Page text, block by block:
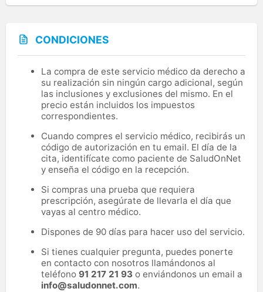
CONDICIONES
La compra de este servicio médico da derecho a
su realización sin ningún cargo adicional, según
las inclusiones y exclusiones del mismo. En el
precio están incluidos los impuestos
correspondientes.
Cuando compres el servicio médico, recibirás un
código de autorización en tu email. El día de la
cita, identifícate como paciente de SaludOnNet
y enseña el código en la recepción.
Si compras una prueba que requiera
prescripción, asegúrate de llevarla el día que
vayas al centro médico.
Dispones de 90 días para hacer uso del servicio.
Si tienes cualquier pregunta, puedes ponerte
en contacto con nosotros llamándonos al
teléfono 91 217 21 93 o enviándonos un email a
info@saludonnet.com.